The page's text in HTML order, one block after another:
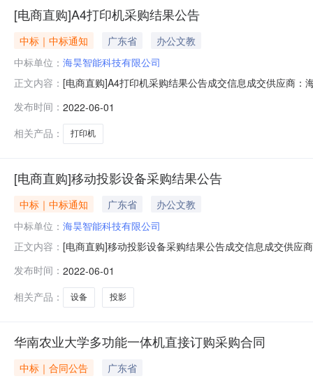
[电商直购]A4打印机采购结果公告
中标｜中标通知 广东省
办公文教
中标单位： 海昊智能科技有限公司
正文内容： [电商直购]A4打印机采购结果公告成交信息成交供应商
发布时间： 2022-06-01
相关产品：
打印机
[电商直购]移动投影设备采购结果公告
中标｜中标通知 广东省
办公文教
中标单位： 海昊智能科技有限公司
正文内容： [电商直购]移动投影设备采购结果公告成交信息成交供应
发布时间： 2022-06-01
相关产品：
设备 投影
华南农业大学多功能一体机直接订购采购合同
中标｜合同公告
广东省